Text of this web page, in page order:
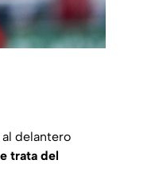
delantero
trata del